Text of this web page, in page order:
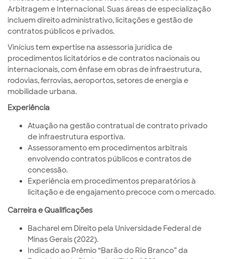
Arbitragem e Internacional. Suas áreas de especialização
incluem direito administrativo, licitações e gestão de
contratos públicos e privados.
Vinícius tem expertise na assessoria jurídica de
procedimentos licitatórios e de contratos nacionais ou
internacionais, com ênfase em obras de infraestrutura,
rodovias, ferrovias, aeroportos, setores de energia e
mobilidade urbana.
Experiência
Atuação na gestão contratual de contrato privado
de infraestrutura esportiva.
Assessoramento em procedimentos arbitrais
envolvendo contratos públicos e contratos de
concessão.
Experiência em procedimentos preparatórios à
licitação e de engajamento precoce com o mercado.
Carreira e Qualificações
Bacharel em Direito pela Universidade Federal de
Minas Gerais (2022).
Indicado ao Prêmio “Barão do Rio Branco” da